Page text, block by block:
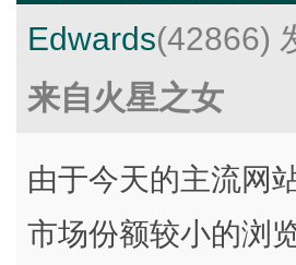
Edwards(42866)
来自火星之女
由于今天的主流网
市场份额较小的浏